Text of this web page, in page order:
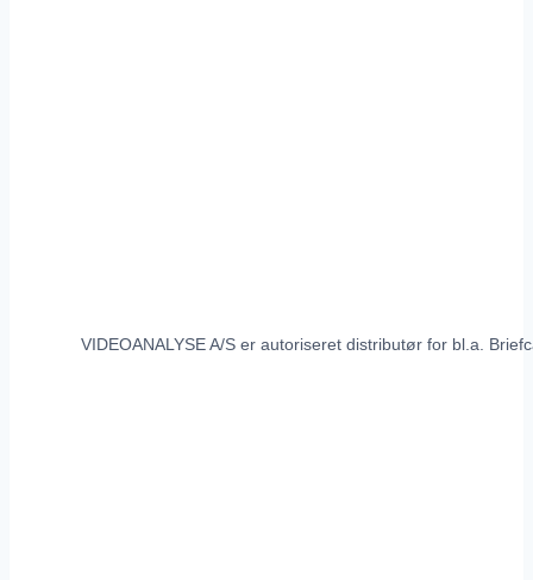
VIDEOANALYSE A/S er autoriseret distributør for bl.a.